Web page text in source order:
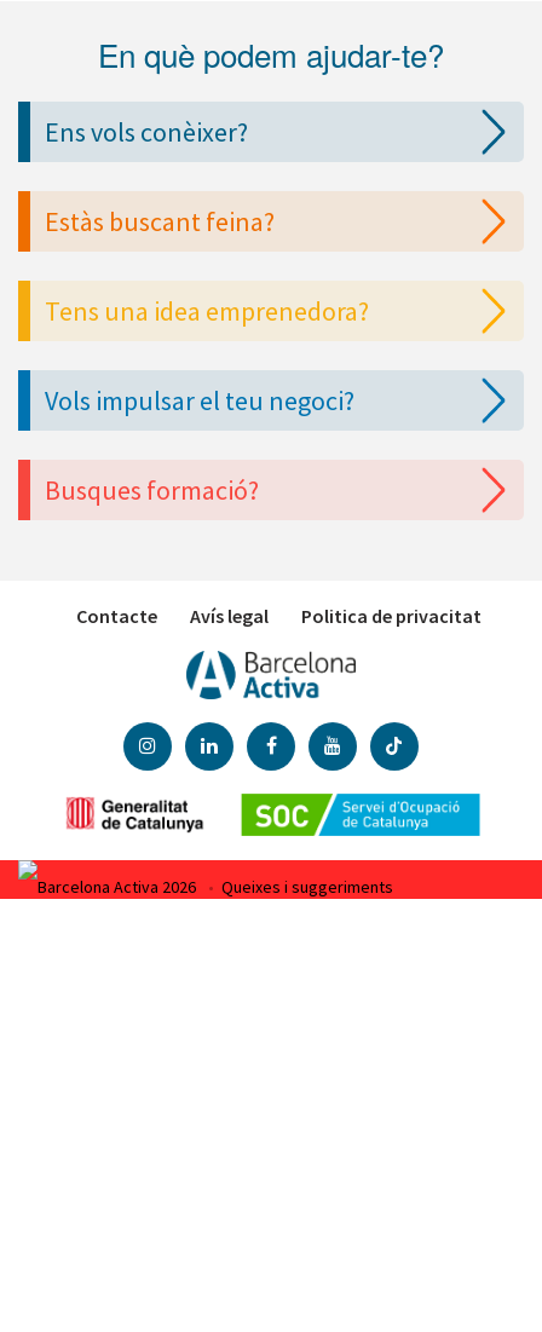
En què podem ajudar-te?
Ens vols conèixer?
Estàs buscant feina?
Tens una idea emprenedora?
Vols impulsar el teu negoci?
Busques formació?
Contacte Avís legal Politica de privacitat
Barcelona Activa 2026 • Queixes i suggeriments